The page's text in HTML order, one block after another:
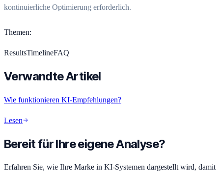
kontinuierliche Optimierung erforderlich.
Themen:
ResultsTimelineFAQ
Verwandte Artikel
Wie funktionieren KI-Empfehlungen?
Lesen
Bereit für Ihre eigene Analyse?
Erfahren Sie, wie Ihre Marke in KI-Systemen dargestellt wird, damit